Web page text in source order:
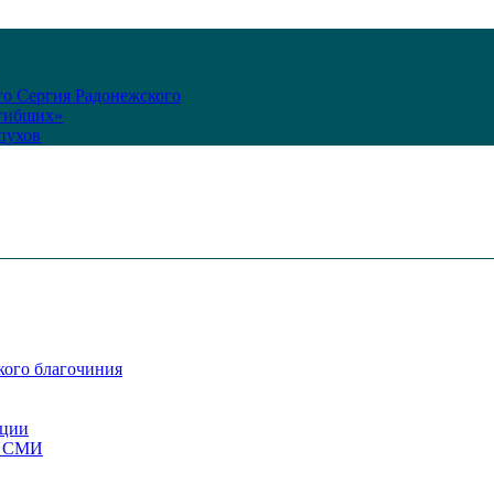
Сергия Радонежского
благочиния
СМИ